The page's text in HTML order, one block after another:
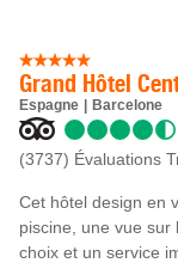
Grand Hôtel
Espagne Barcelone
(3737) Évaluations
Cet hôtel design en
piscine, une vue
choix et un service